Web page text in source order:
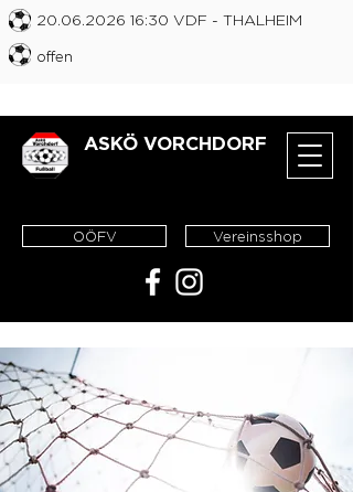
ASKÖ VORCHDORF
OÖFV Vereinsshop
20.06.2026 16:30 VDF - THALHEIM
offen